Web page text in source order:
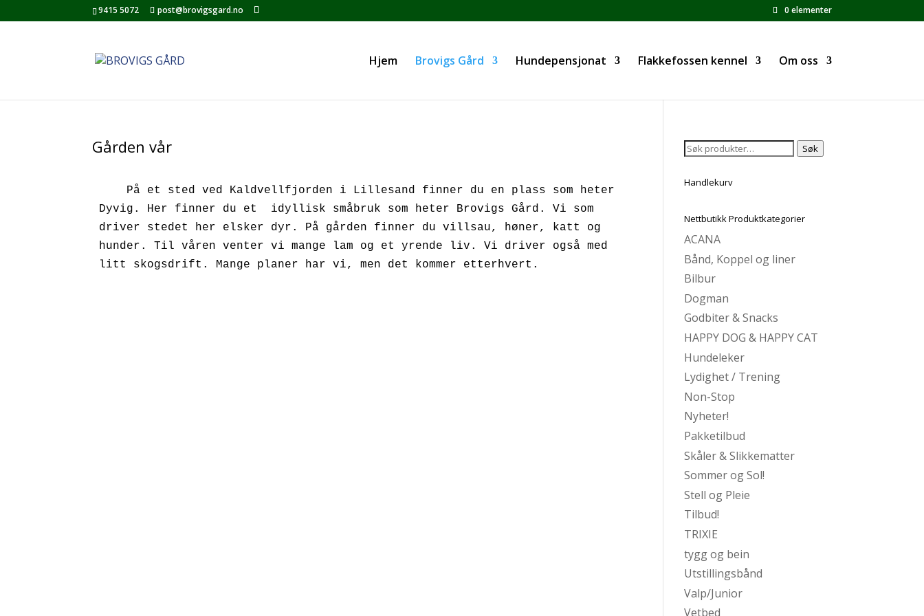
9415 5072 post@brovigsgard.no 0 elementer
Hjem Brovigs Gård Hundepensjonat Flakkefossen kennel Om oss
Gården vår
Dyvig. Her finner du et  idyllisk småbruk som heter Brovigs Gård. Vi som
driver stedet her elsker dyr. På gården finner du villsau, høner, katt og
hunder. Til våren venter vi mange lam og et yrende liv. Vi driver også med
litt skogsdrift. Mange planer har vi, men det kommer etterhvert.
Søk
Søk
Handlekurv
Nettbutikk Produktkategorier
ACANA
Bånd, Koppel og liner
Bilbur
Dogman
Godbiter & Snacks
HAPPY DOG & HAPPY CAT
Hundeleker
Lydighet / Trening
Non-Stop
Nyheter!
Pakketilbud
Skåler & Slikkematter
Sommer og Sol!
Stell og Pleie
Tilbud!
TRIXIE
tygg og bein
Utstillingsbånd
Valp/Junior
Vetbed